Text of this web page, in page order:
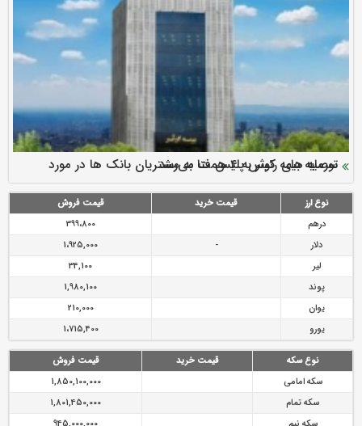
ارزش سهام عدالت بالا رفت
سرمایه بیمه کوثر به ۴ همت می‌رسد
نود ثانیه با فولاد سنگان
تقدیر دبیرکل سندیکای بیمه گران ایران از اقدامات مدیرعامل بیمه
رازی
توصیه های رئیس پلیس فتا به مشتریان بانک ها در مورد
پیشگیری از سرقت های مجازی
نوع ارز قیمت خرید
قیمت فروش
درهم
399،800
دلار
-
1،925,000
لیر
34,100
پوند
1,980,100
یوان
210,000
یورو
1،715,400
نوع سکه قیمت خرید
قیمت فروش
سکه امامی
1,850,100,000
سکه تمام
1,801,450,000